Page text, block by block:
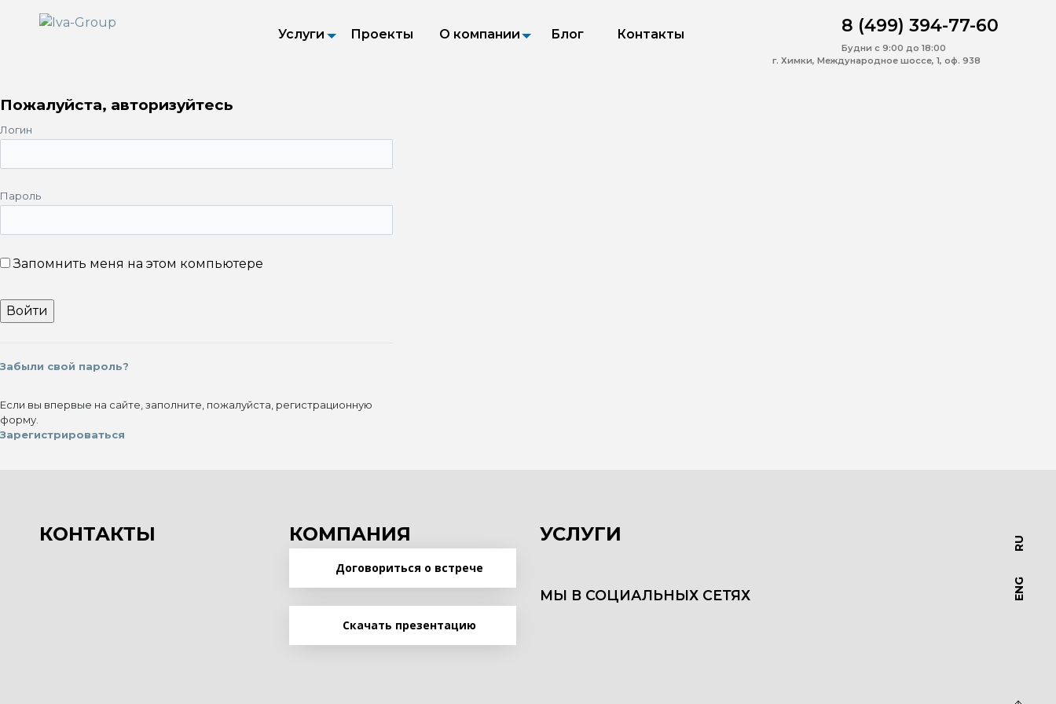
Услуги Проекты О компании Блог Контакты 8 (499) 394-77-60
Будни с 9:00 до 18:00
г. Химки, Международное шоссе, 1, оф. 938
Пожалуйста, авторизуйтесь
Логин
Пароль
Запомнить меня на этом компьютере
Забыли свой пароль?
Если вы впервые на сайте, заполните, пожалуйста, регистрационную
форму.
Зарегистрироваться
КОНТАКТЫ КОМПАНИЯ
Договориться о встрече
Скачать презентацию
УСЛУГИ
МЫ В СОЦИАЛЬНЫХ СЕТЯХ ENG
RU